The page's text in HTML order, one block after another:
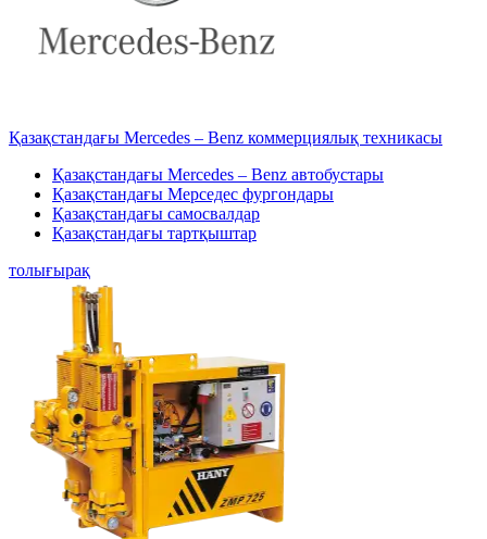
Қазақстандағы Mercedes – Benz коммерциялық техникасы
Қазақстандағы Mercedes – Benz автобустары
Қазақстандағы Мерседес фургондары
Қазақстандағы самосвалдар
Қазақстандағы тартқыштар
толығырақ